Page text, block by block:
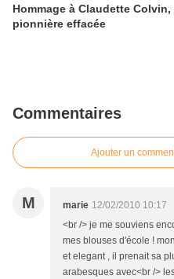
Hommage à Claudette Colvin,
pionnière effacée
Commentaires
Ajouter un
M marie 12/02/2010 10:17
<br /> je me souviens
mes blouses d'école !
et elegant , il prenait sa
arabesques avec<br />